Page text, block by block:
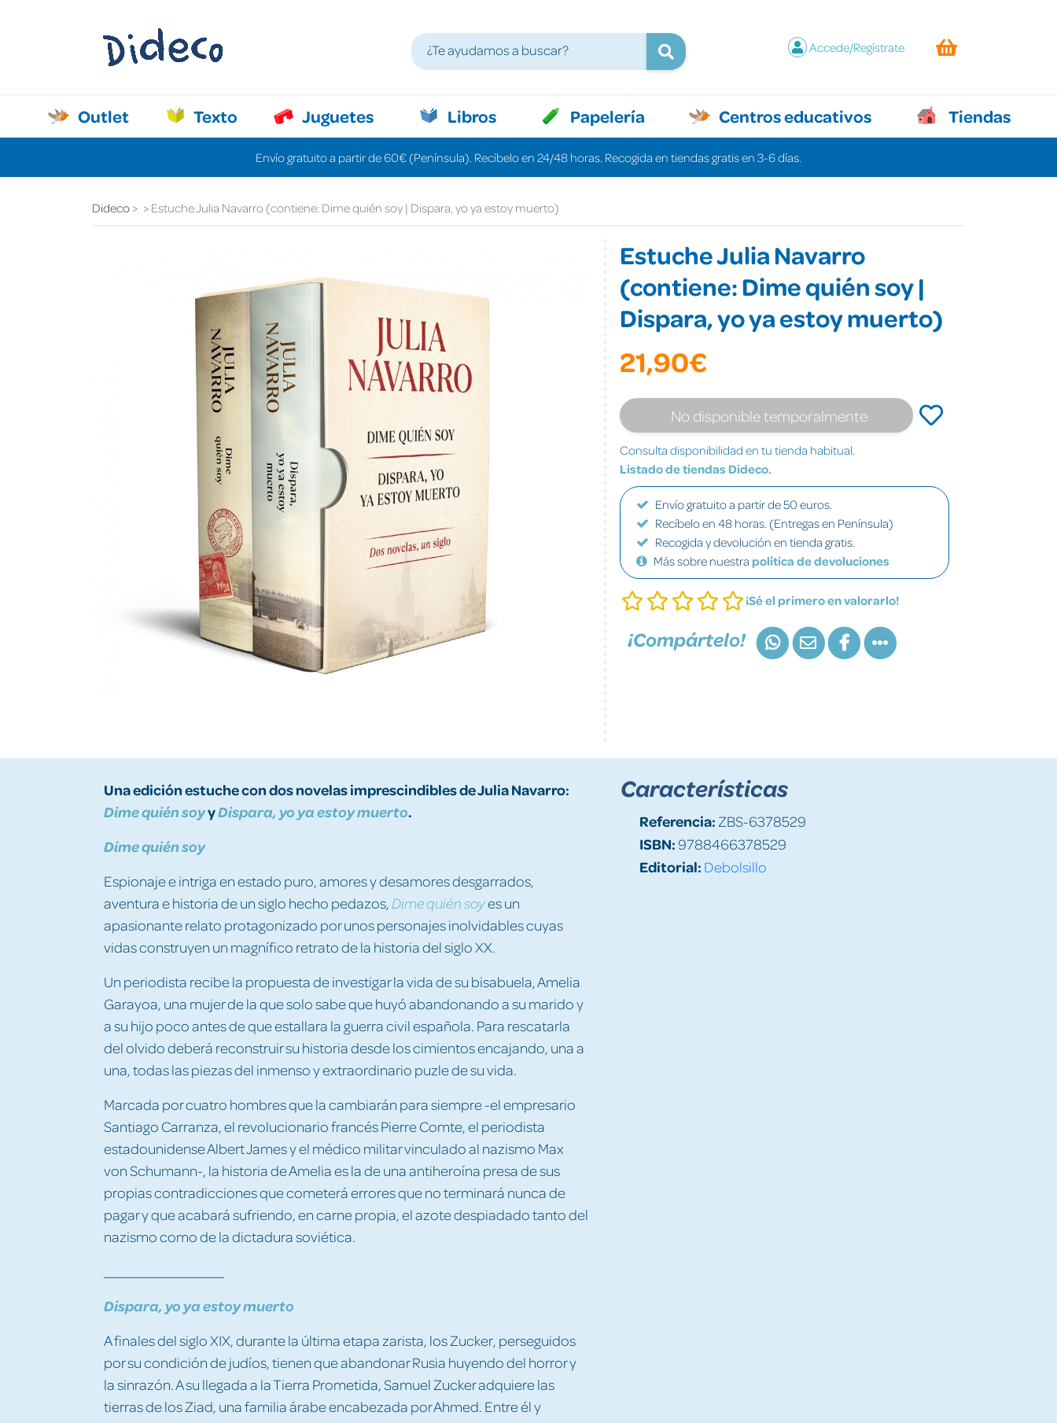
Accede/Regístrate
Outlet Texto Juguetes Libros Papelería Centros educativos Tiendas
Envío gratuito a partir de 60€ (Península). Recíbelo en 24/48 horas. Recogida en tiendas gratis en 3-6 días.
Dideco Estuche Julia Navarro (contiene: Dime quién soy | Dispara, yo ya estoy muerto)
Estuche Julia Navarro
(contiene: Dime quién soy |
Dispara, yo ya estoy muerto)
21,90€
No disponible temporalmente
Consulta disponibilidad en tu tienda habitual.
Listado de tiendas Dideco.
Envío gratuito a partir de 50 euros.
Recíbelo en 48 horas. (Entregas en Península)
Recogida y devolución en tienda gratis.
Más sobre nuestra política de devoluciones
¡Sé el primero en valorarlo!
¡Compártelo!
Unaediciónestuche con dosnovelasimprescindibles de Julia Navarro:
Dimequién soyyDispara, yoyaestoymuerto.
Dime quién soy
Espionaje e intriga en estado puro, amores y desamores desgarrados,
aventura e historia de un siglo hecho pedazos, Dime quién soyes un
apasionante relato protagonizado por unos personajes inolvidables cuyas
vidas construyen un magnífico retrato de la historia del siglo XX.
Un periodista recibe la propuesta de investigar la vida de su bisabuela, Amelia
Garayoa, una mujer de la que solo sabe que huyó abandonando a su marido y
a su hijo poco antes de que estallara la guerra civil española. Para rescatarla
del olvido deberá reconstruir su historia desde los cimientos encajando, una a
una, todas las piezas del inmenso y extraordinario puzle de su vida.
Marcada por cuatro hombres que la cambiarán para siempre -el empresario
Santiago Carranza, el revolucionario francés Pierre Comte, el periodista
estadounidense Albert James y el médico militar vinculado al nazismo Max
von Schumann-, la historia de Amelia es la de una antiheroína presa de sus
propias contradicciones que cometerá errores que no terminará nunca de
pagar y que acabará sufriendo, en carne propia, el azote despiadado tanto del
nazismo como de la dictadura soviética.
Dispara, yo ya estoy muerto
A finales del siglo XIX, durante la última etapa zarista, los Zucker, perseguidos
por su condición de judíos, tienen que abandonar Rusia huyendo del horror y
la sinrazón. A su llegada a la Tierra Prometida, Samuel Zucker adquiere las
tierras de los Ziad, una familia árabe encabezada por Ahmed. Entre él y
Características
Referencia: ZBS-6378529
ISBN:9788466378529
Editorial: Debolsillo